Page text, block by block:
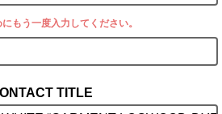
もう一度入力してください。